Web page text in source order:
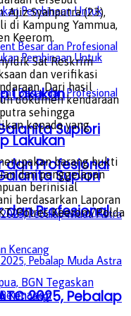
Lakukan
Supiori
dan Profesional
2025, Pebalap
Lakukan
Supiori
dan Profesional
Ajiz Syahputra (23),
di Kampung Yammua,
Keerom.
Sat Reskrim
dan verifikasi
Dari hasil
dokumen kendaraan
sehingga
kepada yang
barang bukti
dan penggelapan
berinisial
berdasarkan Laporan
Polres Keerom/Polda